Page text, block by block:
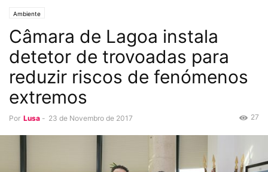
Ambiente
Câmara de Lagoa instala
detetor de trovoadas para
reduzir riscos de fenómenos
extremos
Por Lusa - 23 de Novembro de 2017 27